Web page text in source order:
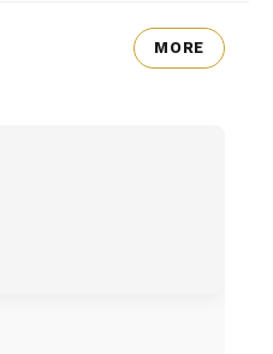
MORE